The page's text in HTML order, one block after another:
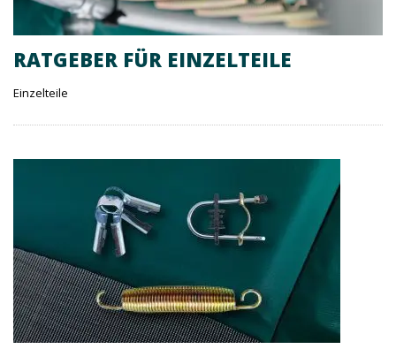
RATGEBER FÜR EINZELTEILE
Einzelteile